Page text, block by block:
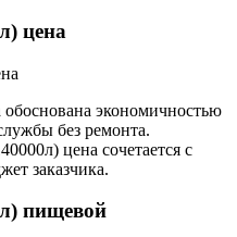
цена
обоснована экономичностью
без ремонта.
цена сочетается с
заказчика.
пищевой